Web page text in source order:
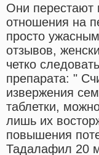
Они перестают
отношения на
просто
отзывов,
четко
препарата: "
извержения
таблетки,
лишь их
повышения
Тадалафил 20